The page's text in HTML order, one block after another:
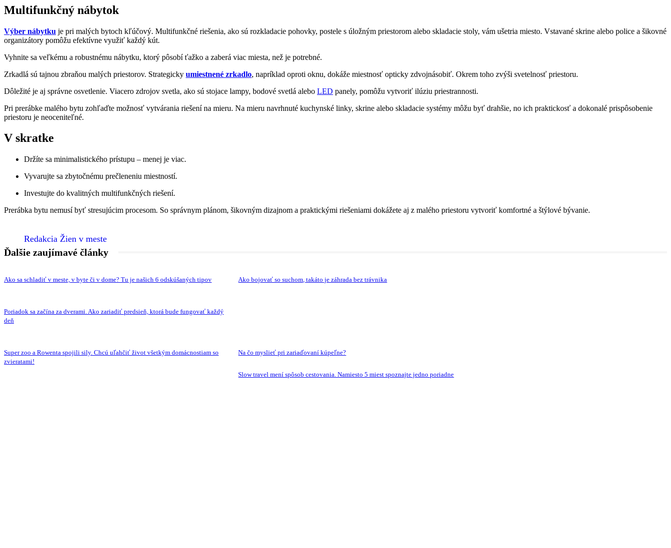
Multifunkčný nábytok
Výber nábytku je pri malých bytoch kľúčový. Multifunkčné riešenia, ako sú rozkladacie pohovky, postele s úložným priestorom alebo skladacie stoly, vám ušetria miesto. Vstavané skrine alebo police a šikovné
organizátory pomôžu efektívne využiť každý kút.
Vyhnite sa veľkému a robustnému nábytku, ktorý pôsobí ťažko a zaberá viac miesta, než je potrebné.
Zrkadlá sú tajnou zbraňou malých priestorov. Strategicky umiestnené zrkadlo, napríklad oproti oknu, dokáže miestnosť opticky zdvojnásobiť. Okrem toho zvýši svetelnosť priestoru.
Dôležité je aj správne osvetlenie. Viacero zdrojov svetla, ako sú stojace lampy, bodové svetlá alebo LED panely, pomôžu vytvoriť ilúziu priestrannosti.
Pri prerábke malého bytu zohľaďte možnosť vytvárania riešení na mieru. Na mieru navrhnuté kuchynské linky, skrine alebo skladacie systémy môžu byť drahšie, no ich praktickosť a dokonalé prispôsobenie
priestoru je neoceniteľné.
V skratke
Držíte sa minimalistického prístupu – menej je viac.
Vyvarujte sa zbytočnému prečleneniu miestností.
Investujte do kvalitných multifunkčných riešení.
Prerábka bytu nemusí byť stresujúcim procesom. So správnym plánom, šikovným dizajnom a praktickými riešeniami dokážete aj z malého priestoru vytvoriť komfortné a štýlové bývanie.
Redakcia Žien v meste
Ďalšie zaujímavé články
Ako sa schladiť v meste, v byte či v dome? Tu je našich 6 odskúšaných tipov Ako bojovať so suchom, takáto je záhrada bez trávnika
Poriadok sa začína za dverami. Ako zariadiť predsieň, ktorá bude fungovať každý
deň
Super zoo a Rowenta spojili sily. Chcú uľahčiť život všetkým domácnostiam so
zvieratami!
Na čo myslieť pri zariaďovaní kúpeľne?
Slow travel mení spôsob cestovania. Namiesto 5 miest spoznajte jedno poriadne